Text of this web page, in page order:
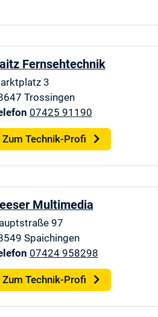
Fernsehtechnik
3
Trossingen
07425 91190
Zum Technik-Profi
Multimedia
97
Spaichingen
07424 958298
Zum Technik-Profi